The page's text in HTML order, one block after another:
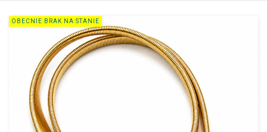
OBECNIE BRAK NA STANIE